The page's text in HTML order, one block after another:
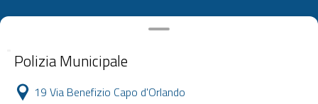
Polizia Municipale
19 Via Benefizio Capo d'Orlando